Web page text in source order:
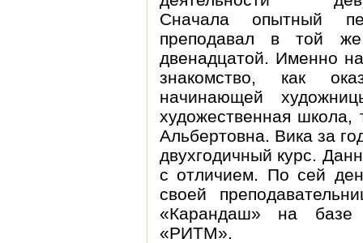
Сначала опытный
преподавал в той
двенадцатой. Именно
знакомство, как
начинающей
художественная
Альбертовна. Вика за
двухгодичный курс.
с отличием. По сей
своей
«Карандаш» на
«РИТМ».